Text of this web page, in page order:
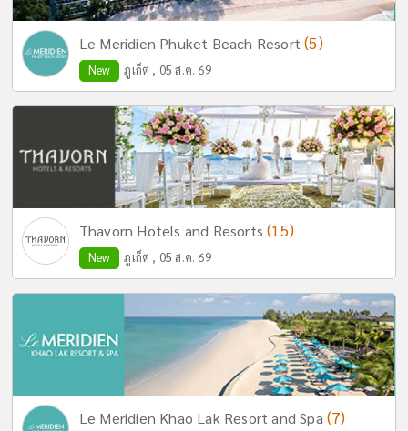
Le Meridien Phuket Beach Resort(5)
New ภูเก็ต , 05 ส.ค. 69
Thavorn Hotels and Resorts(15)
New ภูเก็ต , 05 ส.ค. 69
Le Meridien Khao Lak Resort and Spa (7)